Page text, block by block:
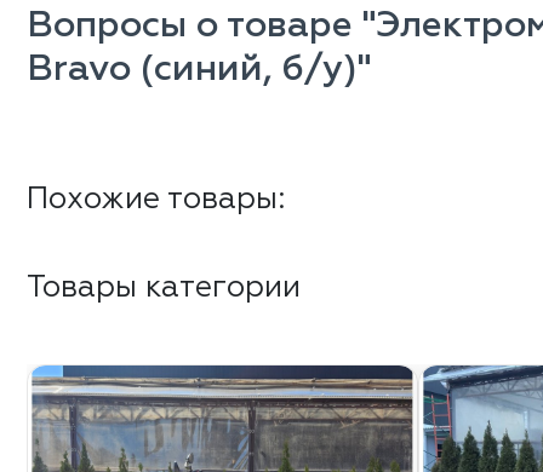
Вопросы о товаре
Bravo (синий, б/у)"
Похожие товары:
Товары категории